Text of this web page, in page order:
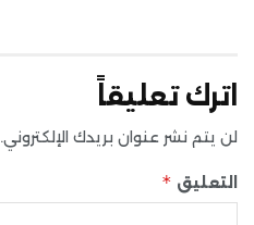
اترك تعليقاً
لن يتم نشر عنوان بريدك الإلكتروني.
التعليق *